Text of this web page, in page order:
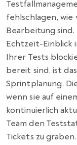
fehlschlagen, wie
Bearbeitung
Echtzeit-Einblick
Ihrer Tests
bereit sind, ist
Sprintplanung.
wenn sie auf
kontinuierlich
Team den
Tickets zu graben.